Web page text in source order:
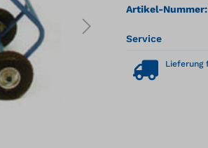
Artikel-Nummer:
Service
Lieferung